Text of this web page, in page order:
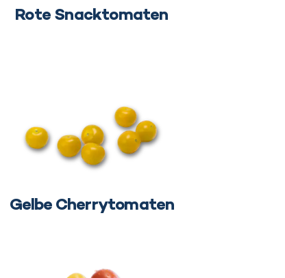
Rote Snacktomaten
Gelbe Cherrytomaten